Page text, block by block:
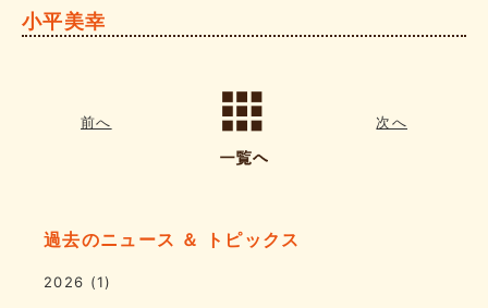
小平美幸
前へ 次へ
過去のニュース ＆ トピックス
2026 (1)